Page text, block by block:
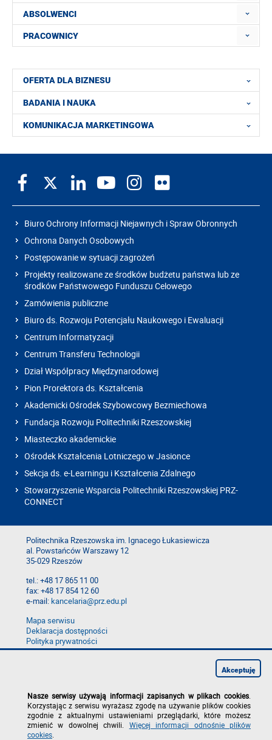
ABSOLWENCI
PRACOWNICY
OFERTA DLA BIZNESU
BADANIA I NAUKA
KOMUNIKACJA MARKETINGOWA
Biuro Ochrony Informacji Niejawnych i Spraw Obronnych
Ochrona Danych Osobowych
Postępowanie w sytuacji zagrożeń
Projekty realizowane ze środków budżetu państwa lub ze
środków Państwowego Funduszu Celowego
Zamówienia publiczne
Biuro ds. Rozwoju Potencjału Naukowego i Ewaluacji
Centrum Informatyzacji
Centrum Transferu Technologii
Dział Współpracy Międzynarodowej
Pion Prorektora ds. Kształcenia
Akademicki Ośrodek Szybowcowy Bezmiechowa
Fundacja Rozwoju Politechniki Rzeszowskiej
Miasteczko akademickie
Ośrodek Kształcenia Lotniczego w Jasionce
Sekcja ds. e-Learningu i Kształcenia Zdalnego
Stowarzyszenie Wsparcia Politechniki Rzeszowskiej PRZ-
CONNECT
Politechnika Rzeszowska im. Ignacego Łukasiewicza
al. Powstańców Warszawy 12
35-029 Rzeszów
tel.: +48 17 865 11 00
fax: +48 17 854 12 60
e-mail:kancelaria@prz.edu.pl
Mapa serwisu
Deklaracja dostępności
Polityka prywatności
Zgłoś błąd na stronie
Nasze serwisy używają informacji zapisanych w plikach cookies
Korzystając z serwisu wyrażasz zgodę na używanie plików cookies
zgodnie z aktualnymi ustawieniami przeglądarki, które możesz
zmienić w dowolnej chwili. Więcej informacji odnośnie plików
cookies
Akceptuję